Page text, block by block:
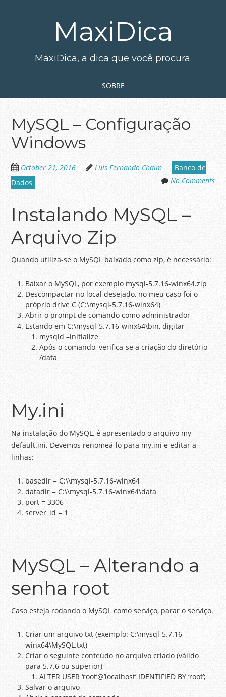
MaxiDica
MaxiDica, a dica que você procura.
SOBRE
MySQL – Configuração
Windows
October 21, 2016 Luis Fernando Chaim
Banco de
Dados
No Comments
Instalando MySQL –
Arquivo Zip
Quando utiliza-se o MySQL baixado como zip, é necessário:
Baixar o MySQL, por exemplo mysql-5.7.16-winx64.zip
Descompactar no local desejado, no meu caso foi o
próprio drive C (C:\mysql-5.7.16-winx64)
Abrir o prompt de comando como administrador
Estando em C:\mysql-5.7.16-winx64\bin, digitar
mysqld –initialize
Após o comando, verifica-se a criação do diretório
/data
My.ini
Na instalação do MySQL, é apresentado o arquivo my-
default.ini. Devemos renomeá-lo para my.ini e editar a
linhas:
basedir = C:\\mysql-5.7.16-winx64
datadir = C:\\mysql-5.7.16-winx64\data
port = 3306
server_id = 1
MySQL – Alterando a
senha root
Caso esteja rodando o MySQL como serviço, parar o serviço.
Criar um arquivo txt (exemplo: C:\mysql-5.7.16-
winx64\MySQL.txt)
Criar o seguinte conteúdo no arquivo criado (válido
para 5.7.6 ou superior)
ALTER USER ‘root’@’localhost’ IDENTIFIED BY ‘root’;
Salvar o arquivo